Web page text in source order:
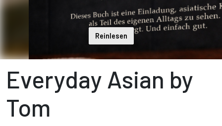
Reinlesen
Everyday Asian by
Tom